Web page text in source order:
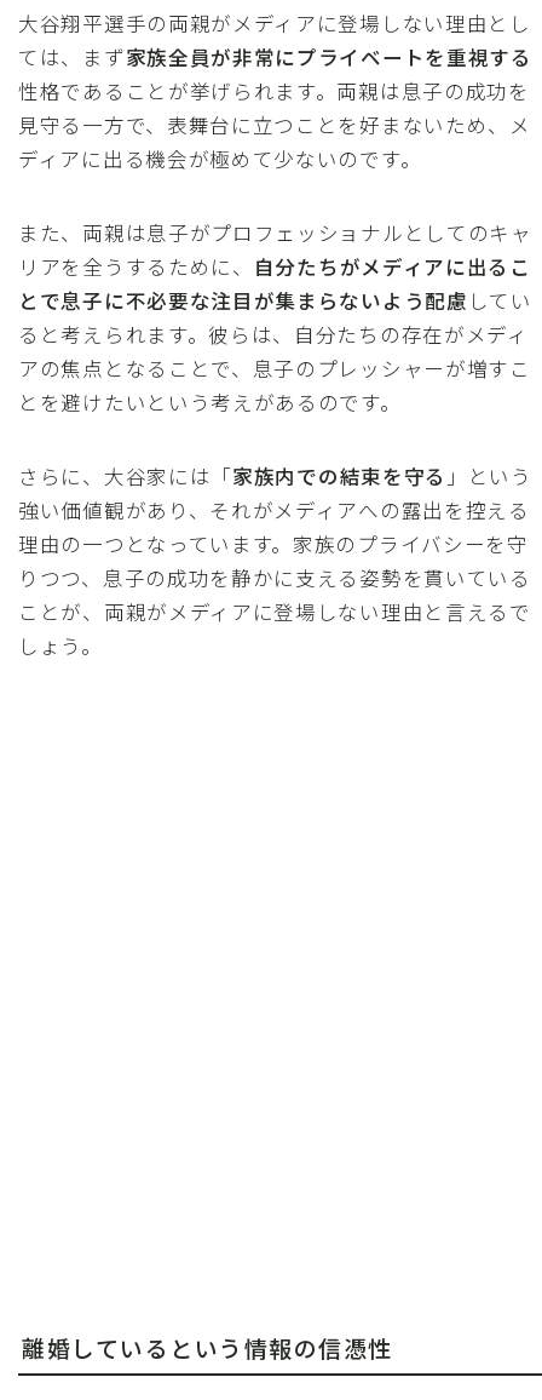
大谷翔平選手の両親がメディアに登場しない理由とし
ては、まず家族全員が非常にプライベートを重視する
性格であることが挙げられます。両親は息子の成功を
見守る一方で、表舞台に立つことを好まないため、メ
ディアに出る機会が極めて少ないのです。
また、両親は息子がプロフェッショナルとしてのキャ
リアを全うするために、 自分たちがメディアに出るこ
とで息子に不必要な注目が集まらないよう配慮 してい
ると考えられます。彼らは、自分たちの存在がメディ
アの焦点となることで、息子のプレッシャーが増すこ
とを避けたいという考えがあるのです。
さらに、大谷家には「家族内での結束を守る 」という
強い価値観があり、それがメディアへの露出を控える
理由の一つとなっています。家族のプライバシーを守
りつつ、息子の成功を静かに支える姿勢を貫いている
ことが、両親がメディアに登場しない理由と言えるで
しょう。
離婚しているという情報の信憑性